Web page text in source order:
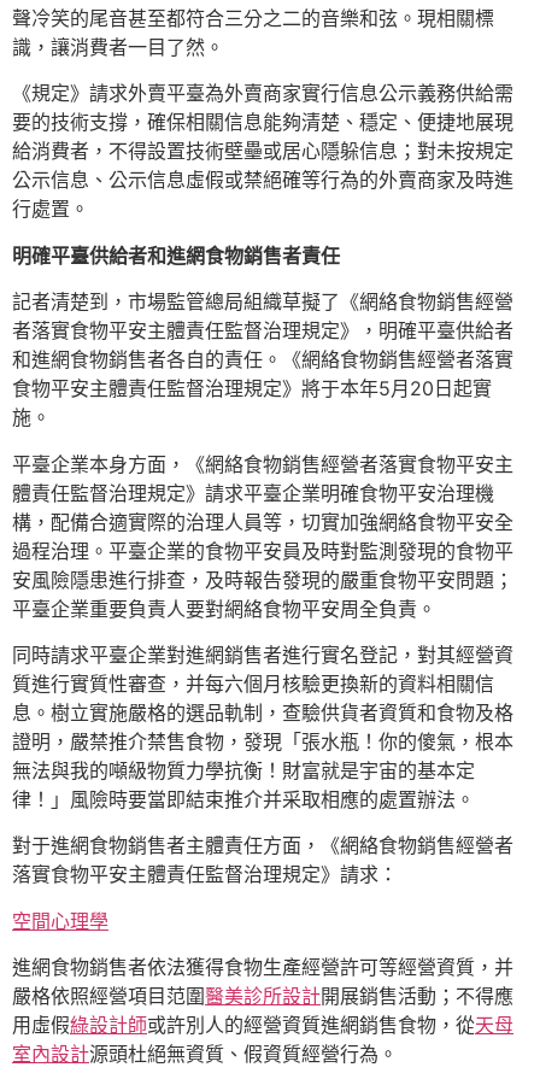
聲冷笑的尾音甚至都符合三分之二的音樂和弦。現相關標
識，讓消費者一目了然。
《規定》請求外賣平臺為外賣商家實行信息公示義務供給需
要的技術支撐，確保相關信息能夠清楚、穩定、便捷地展現
給消費者，不得設置技術壁壘或居心隱躲信息；對未按規定
公示信息、公示信息虛假或禁絕確等行為的外賣商家及時進
行處置。
明確平臺供給者和進網食物銷售者責任
記者清楚到，市場監管總局組織草擬了《網絡食物銷售經營
者落實食物平安主體責任監督治理規定》，明確平臺供給者
和進網食物銷售者各自的責任。《網絡食物銷售經營者落實
食物平安主體責任監督治理規定》將于本年5月20日起實
施。
平臺企業本身方面，《網絡食物銷售經營者落實食物平安主
體責任監督治理規定》請求平臺企業明確食物平安治理機
構，配備合適實際的治理人員等，切實加強網絡食物平安全
過程治理。平臺企業的食物平安員及時對監測發現的食物平
安風險隱患進行排查，及時報告發現的嚴重食物平安問題；
平臺企業重要負責人要對網絡食物平安周全負責。
同時請求平臺企業對進網銷售者進行實名登記，對其經營資
質進行實質性審查，并每六個月核驗更換新的資料相關信
息。樹立實施嚴格的選品軌制，查驗供貨者資質和食物及格
證明，嚴禁推介禁售食物，發現「張水瓶！你的傻氣，根本
無法與我的噸級物質力學抗衡！財富就是宇宙的基本定
律！」風險時要當即結束推介并采取相應的處置辦法。
對于進網食物銷售者主體責任方面，《網絡食物銷售經營者
落實食物平安主體責任監督治理規定》請求：
空間心理學
進網食物銷售者依法獲得食物生產經營許可等經營資質，并
嚴格依照經營項目范圍醫美診所設計開展銷售活動；不得應
用虛假綠設計師或許別人的經營資質進網銷售食物，從天母
室內設計源頭杜絕無資質、假資質經營行為。